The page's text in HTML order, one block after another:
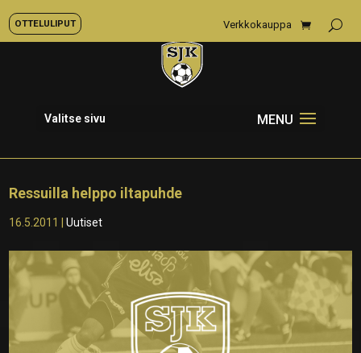
OTTELULIPUT Verkkokauppa
Valitse sivu
Ressuilla helppo iltapuhde
16.5.2011 |Uutiset